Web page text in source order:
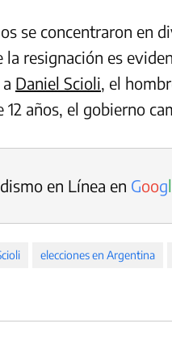
se concentraron en
resignación es
Daniel Scioli, el
años, el gobierno
en Línea en Googl
elecciones en Argentina